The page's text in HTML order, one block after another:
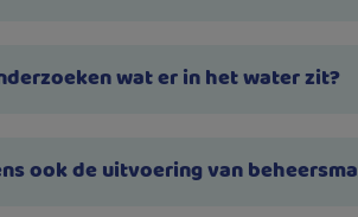
wat er in het water zit?
ook de uitvoering van